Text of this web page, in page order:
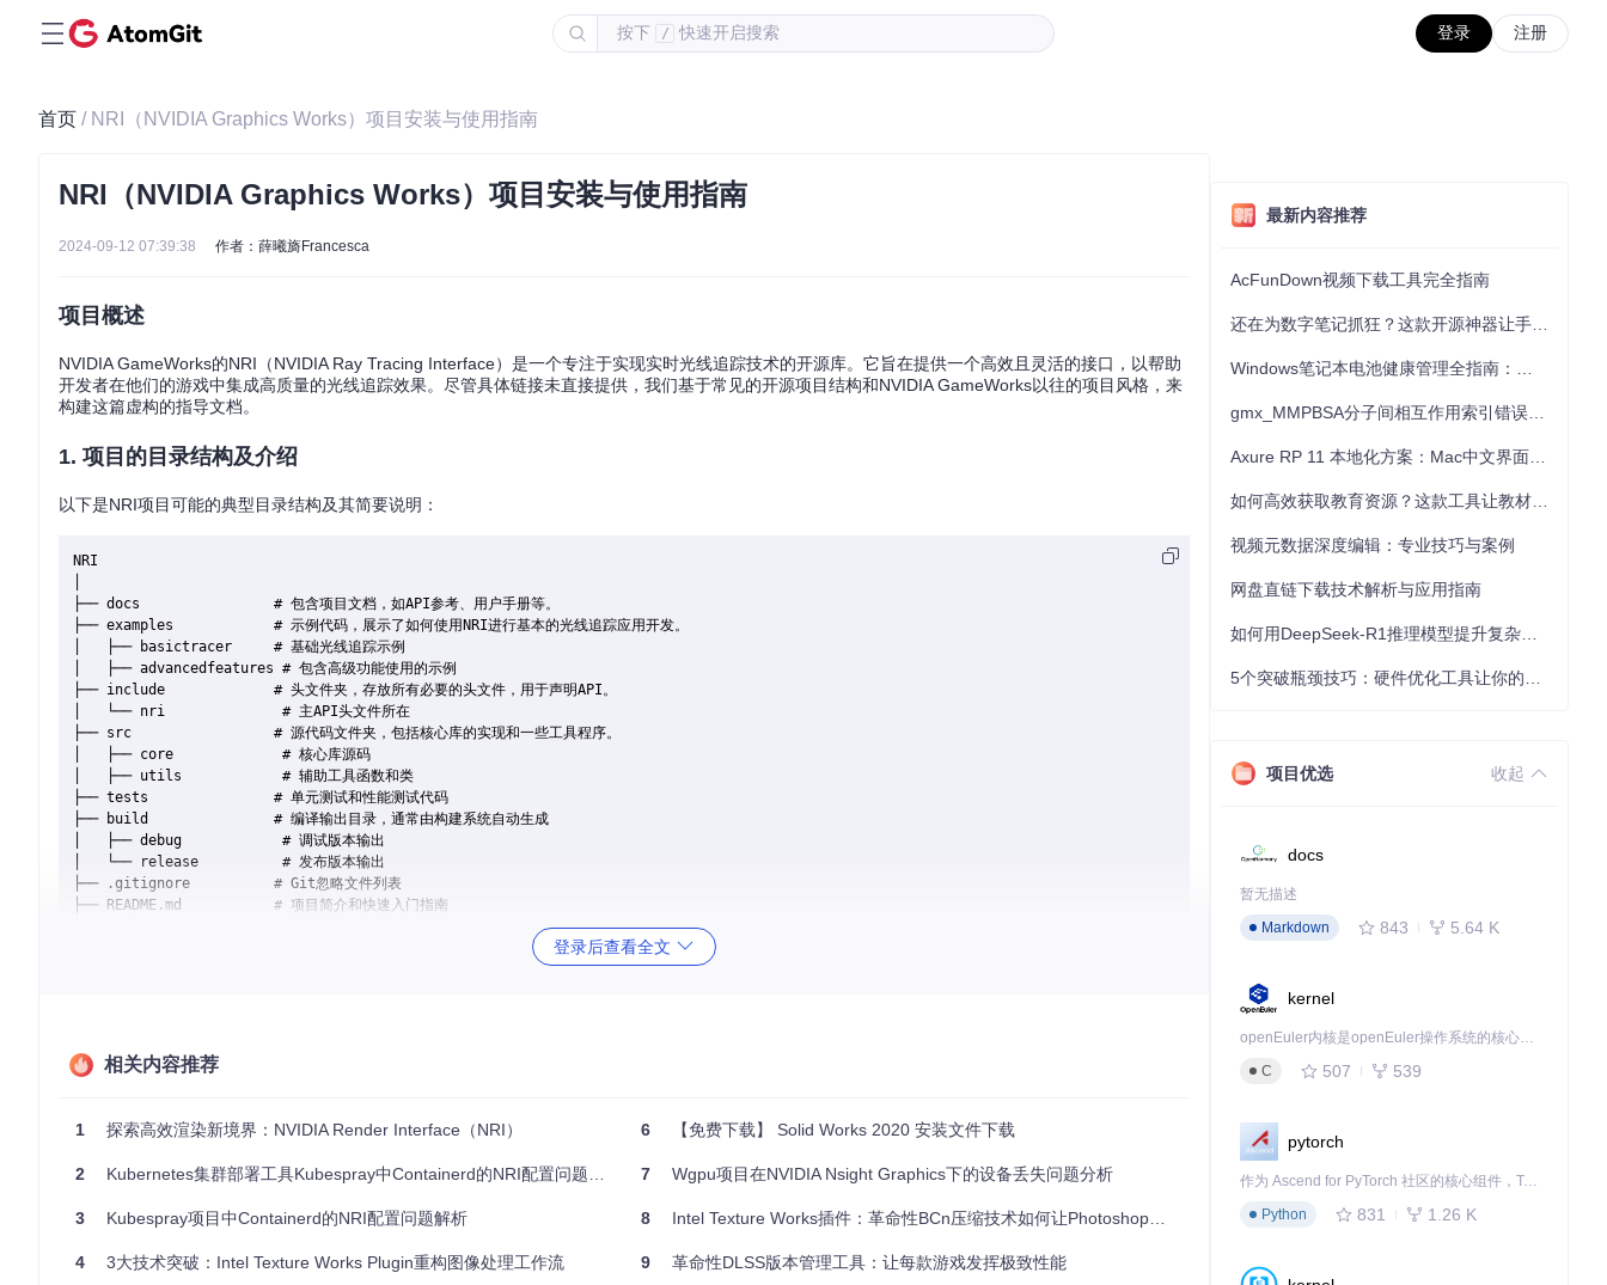
按下 / 快速开启搜索 登录 注册
首页 / NRI（NVIDIA Graphics Works）项目安装与使用指南
NRI（NVIDIA Graphics Works）项目安装与使用指南
2024-09-12 07:39:38 作者：薛曦旖Francesca
项目概述
NVIDIA GameWorks的NRI（NVIDIA Ray Tracing Interface）是一个专注于实现实时光线追踪技术的开源库。它旨在提供一个高效且灵活的接口，以帮助
开发者在他们的游戏中集成高质量的光线追踪效果。尽管具体链接未直接提供，我们基于常见的开源项目结构和NVIDIA GameWorks以往的项目风格，来
构建这篇虚构的指导文档。
1. 项目的目录结构及介绍
以下是NRI项目可能的典型目录结构及其简要说明：
NRI
├── docs                # 包含项目文档，如API参考、用户手册等。
├── examples            # 示例代码，展示了如何使用NRI进行基本的光线追踪应用开发。
│   ├── basictracer     # 基础光线追踪示例
│   ├── advancedfeatures # 包含高级功能使用的示例
├── include             # 头文件夹，存放所有必要的头文件，用于声明API。
│   └── nri              # 主API头文件所在
├── src                 # 源代码文件夹，包括核心库的实现和一些工具程序。
│   ├── core             # 核心库源码
│   ├── utils            # 辅助工具函数和类
├── tests               # 单元测试和性能测试代码
├── build               # 编译输出目录，通常由构建系统自动生成
│   ├── debug            # 调试版本输出
│   └── release          # 发布版本输出
├── .gitignore          # Git忽略文件列表
├── README.md           # 项目简介和快速入门指南
有类似于以下的代码作为应用程序的起点：
#include "ExampleBase.h"
int main(int argc, char** argv) {
    example.
Init ();
登录后查看全文
相关内容推荐
1 探索高效渲染新境界：NVIDIA Render Interface（NRI）
2 Kubernetes集群部署工具Kubespray中Containerd的NRI配置问题解析
3 Kubespray项目中Containerd的NRI配置问题解析
4 3大技术突破：Intel Texture Works Plugin重构图像处理工作流
6 【免费下载】 Solid Works 2020 安装文件下载
7 Wgpu项目在NVIDIA Nsight Graphics下的设备丢失问题分析
8 Intel Texture Works插件：革命性BCn压缩技术如何让Photoshop图像处理效率提升300%
9 革命性DLSS版本管理工具：让每款游戏发挥极致性能
最新内容推荐
AcFunDown视频下载工具完全指南
视频元数据深度编辑：专业技巧与案例
网盘直链下载技术解析与应用指南
项目优选 收起
docs
暂无描述
Markdown
843 5.64 K
kernel
openEuler内核是openEuler操作系统的核心，既是系统性能与稳定性的基石，也是连接处理器、设备与服务的桥梁。
C
507 539
pytorch
作为 Ascend for PyTorch 社区的核心组件，TorchNPU 是昇腾专为 PyTorch 打造的深度学习适配插件，使 PyTorch 框架能够直接调用昇腾 NPU，为开发者提供昇腾 AI 处理器的超强算力。
Python
831 1.26 K